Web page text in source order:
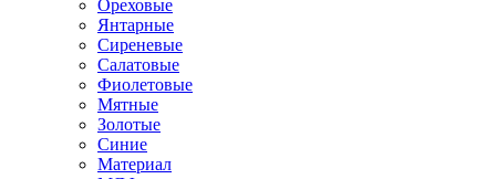
Ореховые
Янтарные
Сиреневые
Салатовые
Фиолетовые
Мятные
Золотые
Синие
Материал